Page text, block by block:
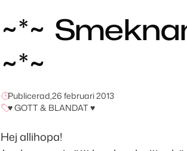
~*~
~*~
Publicerad,26 februari 2013
♥ GOTT & BLANDAT ♥
Hej allihopa!